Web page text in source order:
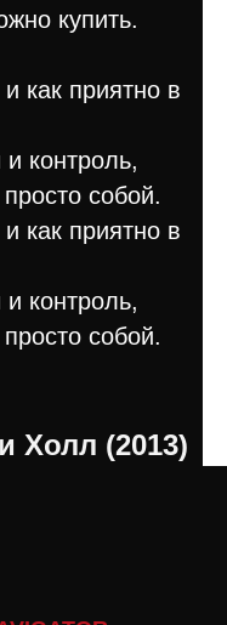
купить.
как приятно в
контроль,
собой.
как приятно в
контроль,
собой.
Холл (2013)